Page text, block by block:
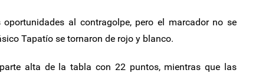
al contragolpe, pero el marcador no se
Tapatío se tornaron de rojo y blanco.
alta de la tabla con 22 puntos, mientras que las